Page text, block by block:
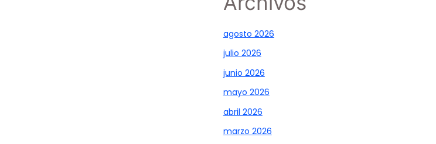
agosto 2026
julio 2026
junio 2026
mayo 2026
abril 2026
marzo 2026